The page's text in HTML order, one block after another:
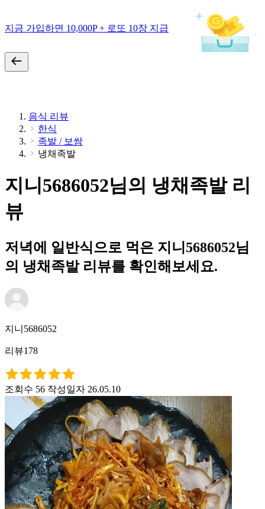
지금 가입하면 10,000P + 로또 10장 지급
음식 리뷰
한식
족발 / 보쌈
냉채족발
지니5686052님의 냉채족발 리
뷰
저녁에 일반식으로 먹은 지니5686052님
의 냉채족발 리뷰를 확인해보세요.
지니5686052
리뷰178
조회수 56 작성일자 26.05.10